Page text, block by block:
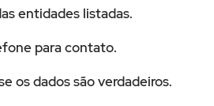
entidades listadas.
para contato.
os dados são verdadeiros.